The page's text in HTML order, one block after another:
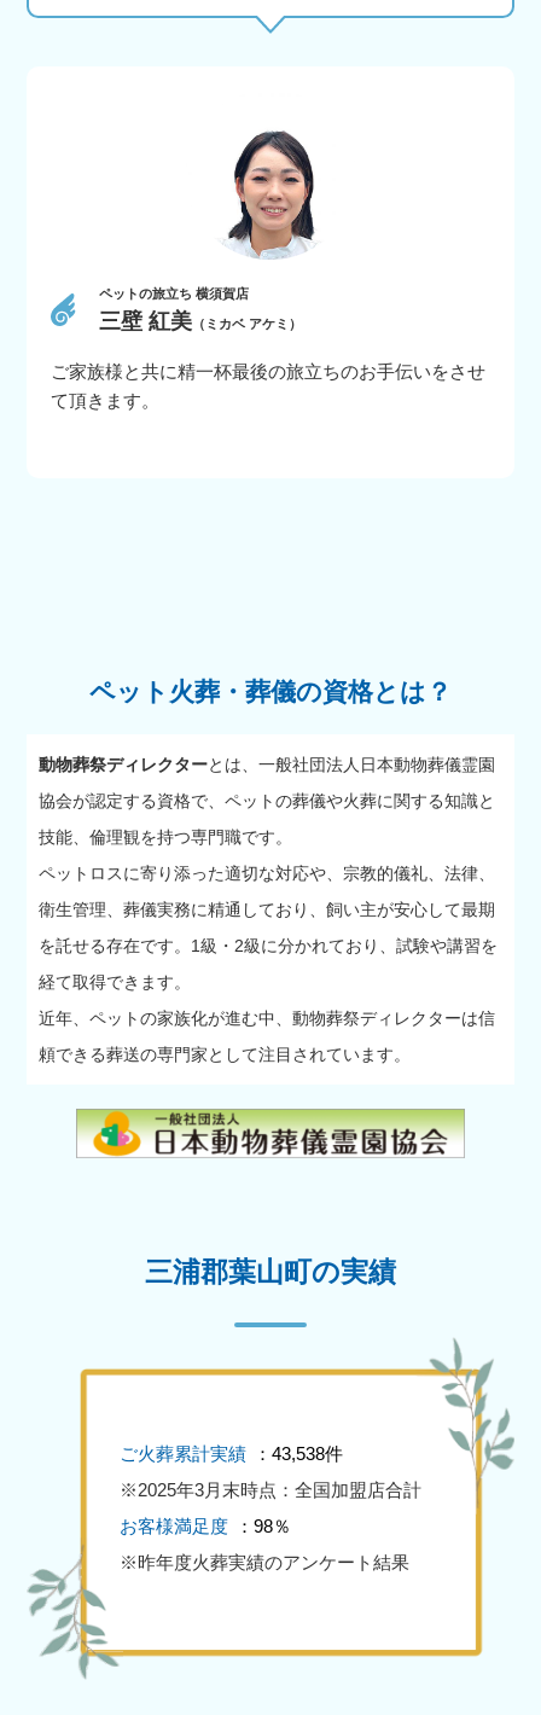
ペットの旅立ち 横須賀店
三壁 紅美 （ミカベ アケミ）
ご家族様と共に精一杯最後の旅立ちのお手伝いをさせ
て頂きます。
ペット火葬・葬儀の資格とは？
動物葬祭ディレクターとは、一般社団法人日本動物葬儀霊園
協会が認定する資格で、ペットの葬儀や火葬に関する知識と
技能、倫理観を持つ専門職です。
ペットロスに寄り添った適切な対応や、宗教的儀礼、法律、
衛生管理、葬儀実務に精通しており、飼い主が安心して最期
を託せる存在です。1級・2級に分かれており、試験や講習を
経て取得できます。
近年、ペットの家族化が進む中、動物葬祭ディレクターは信
頼できる葬送の専門家として注目されています。
三浦郡葉山町の実績
ご火葬累計実績
：43,538件
※2025年3月末時点：全国加盟店合計
お客様満足度
：98％
※昨年度火葬実績のアンケート結果